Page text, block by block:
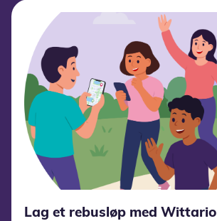
Lag et rebusløp med Wittario